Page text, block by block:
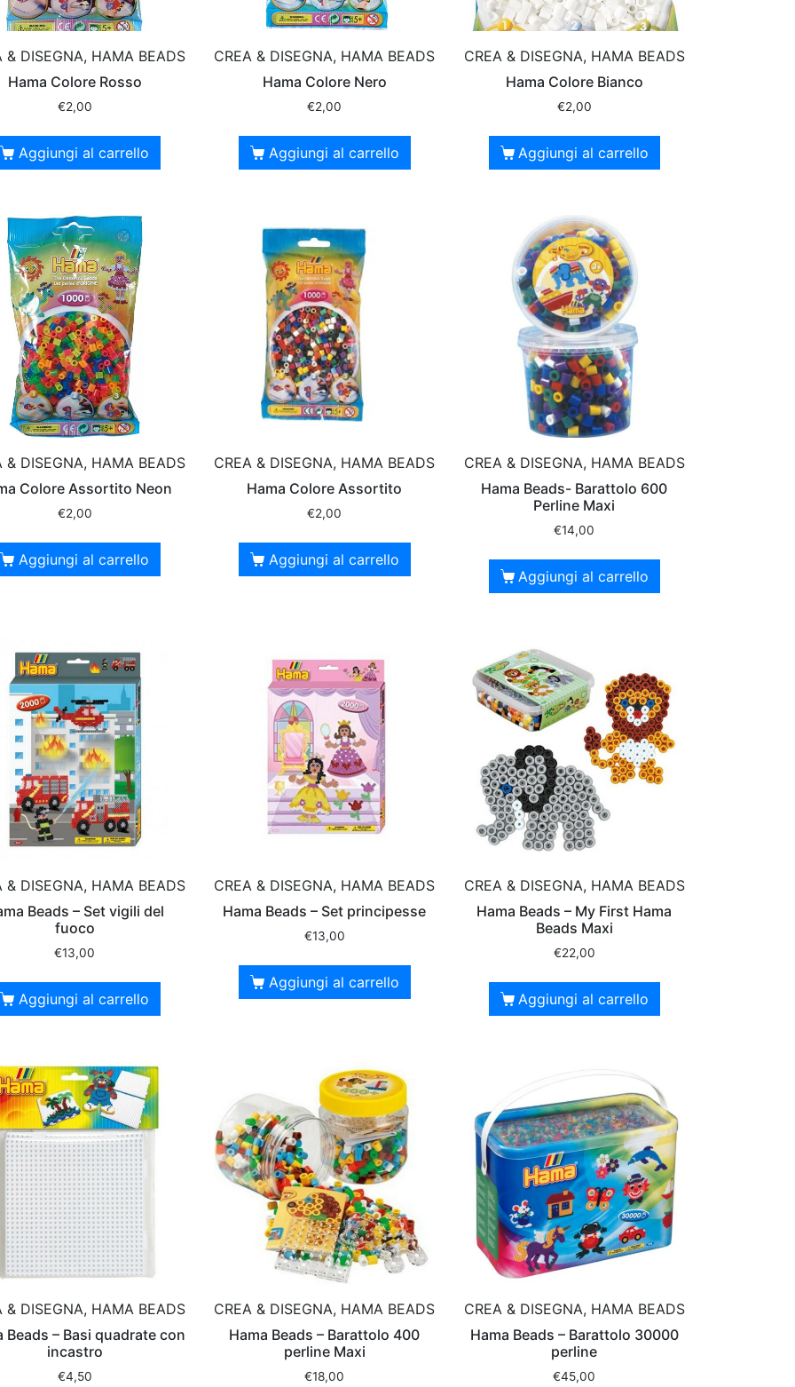
& DISEGNA, HAMA BEADS
Hama Colore Rosso
€2,00
Aggiungi al carrello
CREA & DISEGNA, HAMA BEADS
Hama Colore Nero
€2,00
Aggiungi al carrello
CREA & DISEGNA, HAMA BEADS
Hama Colore Bianco
€2,00
Aggiungi al carrello
& DISEGNA, HAMA BEADS
Colore Assortito Neon
€2,00
Aggiungi al carrello
CREA & DISEGNA, HAMA BEADS
Hama Colore Assortito
€2,00
Aggiungi al carrello
CREA & DISEGNA, HAMA BEADS
Hama Beads- Barattolo 600
Perline Maxi
€14,00
Aggiungi al carrello
& DISEGNA, HAMA BEADS
Beads – Set vigili del
fuoco
€13,00
Aggiungi al carrello
CREA & DISEGNA, HAMA BEADS
Hama Beads – Set principesse
€13,00
Aggiungi al carrello
CREA & DISEGNA, HAMA BEADS
Hama Beads – My First Hama
Beads Maxi
€22,00
Aggiungi al carrello
& DISEGNA, HAMA BEADS
Beads – Basi quadrate con
incastro
€4,50
CREA & DISEGNA, HAMA BEADS
Hama Beads – Barattolo 400
perline Maxi
€18,00
CREA & DISEGNA, HAMA BEADS
Hama Beads – Barattolo 30000
perline
€45,00